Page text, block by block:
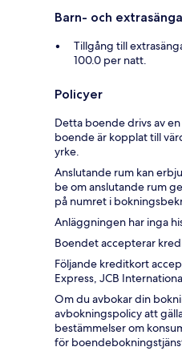
Barn- och
Tillgång till
100.0 per natt.
Policyer
Detta boende drivs av
boende är kopplat till
yrke.
Anslutande rum kan
be om anslutande rum
på numret i
Anläggningen har inga
Boendet accepterar
Följande kreditkort
Express, JCB
Om du avbokar din
avbokningspolicy att
bestämmelser om
för